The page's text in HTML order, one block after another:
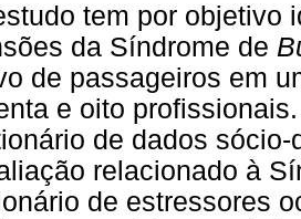
tem por objetivo
da Síndrome de
de passageiros em
e oito
de dados
relacionado à
de estressores